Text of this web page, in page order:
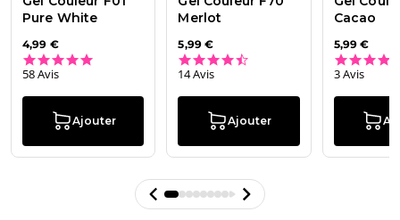
Pure White
4,99 €
58 Avis
Ajouter
Merlot
5,99 €
14 Avis
Ajouter
Cacao
5,99 €
3 Avis